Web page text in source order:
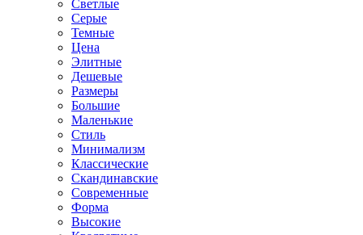
Светлые
Серые
Темные
Цена
Элитные
Дешевые
Размеры
Большие
Маленькие
Стиль
Минимализм
Классические
Скандинавские
Современные
Форма
Высокие